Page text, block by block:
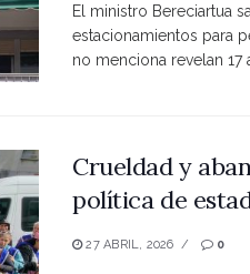
El ministro Bereciartua
estacionamientos para
no menciona revelan 17
Crueldad y
política de
27 ABRIL, 2026 0